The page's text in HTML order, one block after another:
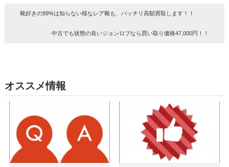
靴好きの99%は知らない様なレア靴も、バッチリ高額買取します！！
中古でも状態の良いジョンロブなら買い取り価格47,000円！！
オススメ情報